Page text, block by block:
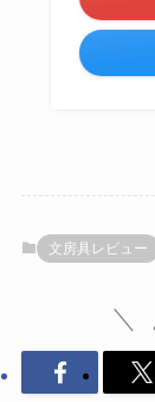
文房具レビュー